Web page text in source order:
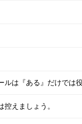
ルは『ある』だけでは
控えましょう。